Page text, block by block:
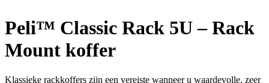
Peli™ Classic Rack 5U – Rack
Mount koffer
Klassieke rackkoffers zijn een vereiste wanneer u waardevolle, zeer